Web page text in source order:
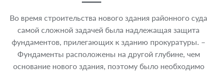
Во время строительства нового здания районного суда
самой сложной задачей была надлежащая защита
фундаментов, прилегающих к зданию прокуратуры. –
Фундаменты расположены на другой глубине, чем
основание нового здания, поэтому было необходимо